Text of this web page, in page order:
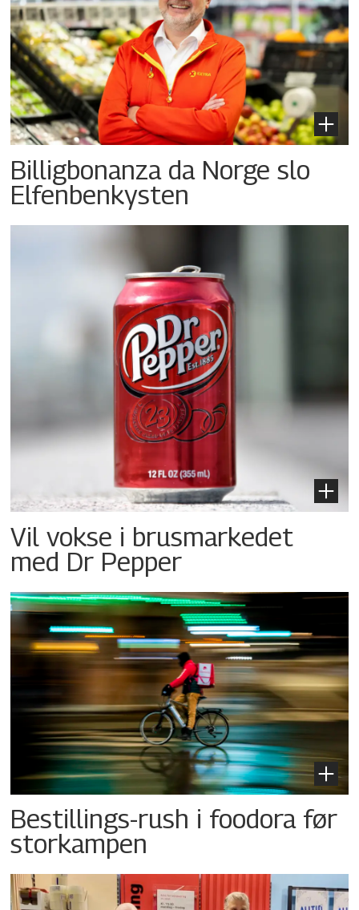
Billigbonanza da Norge slo
Elfenbenkysten
Vil vokse i brusmarkedet
med Dr Pepper
Bestillings-rush i foodora før
storkampen